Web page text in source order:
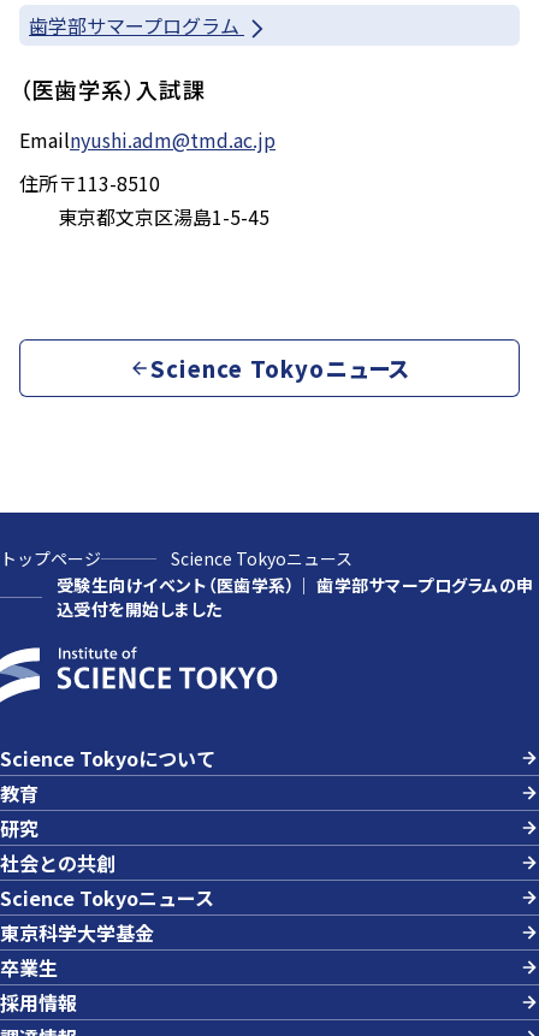
歯学部サマープログラム
（医歯学系）入試課
Emailnyushi.adm@tmd.ac.jp
住所〒113-8510
東京都文京区湯島1-5-45
Science Tokyoニュース
トップページ
Science Tokyoニュース
受験生向けイベント（医歯学系）｜ 歯学部サマープログラムの申
込受付を開始しました
Science Tokyoについて
教育
研究
社会との共創
Science Tokyoニュース
東京科学大学基金
卒業生
採用情報